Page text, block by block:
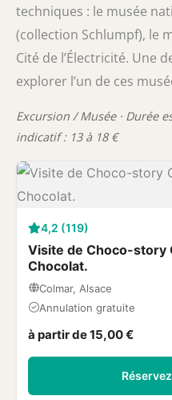
techniques : le musée
(collection Schlumpf), le
Cité de l’Électricité. Une
explorer l’un de ces
Excursion / Musée · Durée
indicatif : 13 à 18 €
4,2 (119)
Visite de Choco-story
Chocolat.
Colmar, Alsace
Annulation gratuite
à partir de 15,00 €